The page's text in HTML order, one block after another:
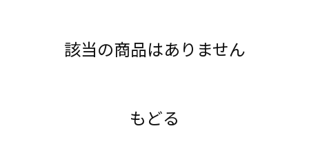
該当の商品はありません
もどる